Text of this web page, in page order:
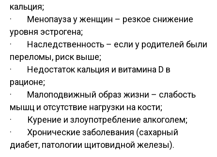
кальция;
· Менопауза у женщин – резкое снижение
уровня эстрогена;
· Наследственность – если у родителей были
переломы, риск выше;
· Недостаток кальция и витамина D в
рационе;
· Малоподвижный образ жизни – слабость
мышц и отсутствие нагрузки на кости;
· Курение и злоупотребление алкоголем;
· Хронические заболевания (сахарный
диабет, патологии щитовидной железы).